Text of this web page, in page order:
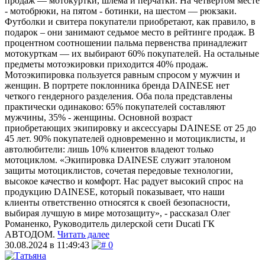
- мотобрюки, на пятом - ботинки, на шестом — рюкзаки.
Футболки и свитера покупатели приобретают, как правило, в
подарок – они занимают седьмое место в рейтинге продаж. В
процентном соотношении пальма первенства принадлежит
мотокурткам — их выбирают 60% покупателей. На остальные
предметы мотоэкировки приходится 40% продаж.
Мотоэкипировка пользуется равным спросом у мужчин и
женщин. В портрете поклонника бренда DAINESE нет
четкого гендерного разделения. Оба пола представлены
практически одинаково: 65% покупателей составляют
мужчины, 35% - женщины. Основной возраст
приобретающих экипировку и аксессуары DAINESE от 25 до
45 лет. 90% покупателей одновременно и мотоциклисты, и
автолюбители: лишь 10% клиентов владеют только
мотоциклом. «Экипировка DAINESE служит эталоном
защиты мотоциклистов, сочетая передовые технологии,
высокое качество и комфорт. Нас радует высокий спрос на
продукцию DAINESE, который показывает, что наши
клиенты ответственно относятся к своей безопасности,
выбирая лучшую в мире мотозащиту», - рассказал Олег
Романенко, Руководитель дилерской сети Ducati ГК
АВТОДОМ. Читать далее
30.08.2024 в 11:49:43
0